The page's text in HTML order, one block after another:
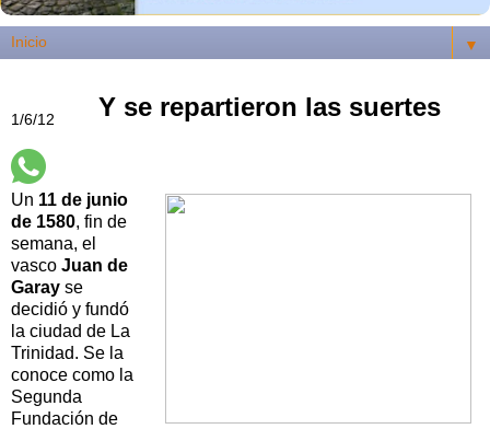
▼
1/6/12 Y se repartieron las suertes
Un 11 de junio
de 1580, fin de
semana, el
vasco Juan de
Garay se
decidió y fundó
la ciudad de La
Trinidad. Se la
conoce como la
Segunda
Fundación de